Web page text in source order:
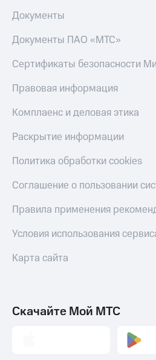
Документы
Документы ПАО «МТС»
Сертификаты безопасности
Правовая информация
Комплаенс и деловая этика
Раскрытие информации
Политика обработки cookies
Соглашение о пользовании
Правила применения
Условия использования
Карта сайта
Скачайте Мой МТС